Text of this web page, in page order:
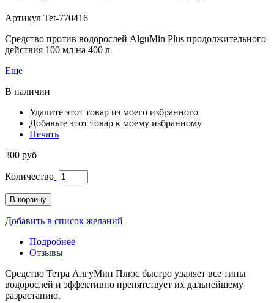
Артикул Tet-770416
Средство против водорослей AlguMin Plus продолжительного
действия 100 мл на 400 л
Еще
В наличии
Удалите этот товар из моего избранного
Добавьте этот товар к моему избранному
Печать
300 руб
Количество
В корзину
Добавить в список желаний
Подробнее
Отзывы
Средство Тетра АлгуМин Плюс быстро удаляет все типы
водорослей и эффективно препятствует их дальнейшему
разрастанию.